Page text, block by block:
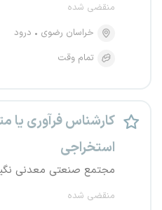
منقضی شده
خراسان رضوی
درود
تمام وقت
کارشناس فرآوری یا
استخراجی
مجتمع صنعتی معدنی
منقضی شده